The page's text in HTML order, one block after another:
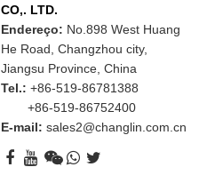
CO,. LTD.
Endereço: No.898 West Huang
He Road, Changzhou city,
Jiangsu Province, China
Tel.: +86-519-86781388
+86-519-86752400
E-mail:sales2@changlin.com.cn